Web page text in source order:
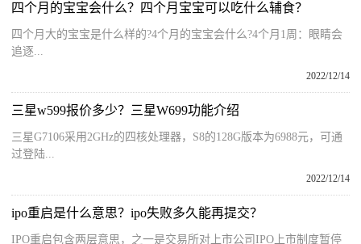
四个月的宝宝会什么？四个月宝宝可以吃什么辅食？
四个月大的宝宝是什么样的?4个月的宝宝会什么?4个月1周：眼睛会
追逐...
2022/12/14
三星w599报价多少？三星W699功能介绍
三星G7106采用2GHz的四核处理器，S8的128G版本为6988元，可通
过登陆...
2022/12/14
ipo重启是什么意思？ipo失败多久能再提交？
IPO重启包含两层意思，之一是交易所对上市公司IPO上市制度暂停